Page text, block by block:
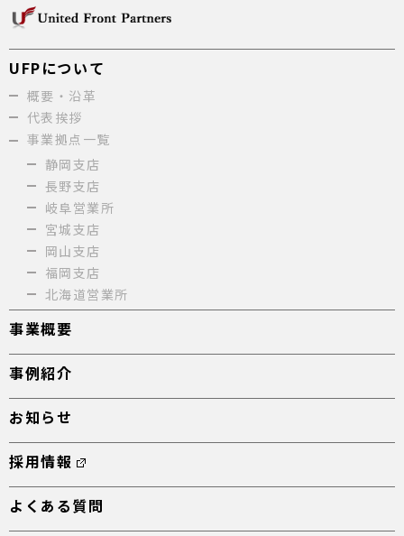
UFPについて
概要・沿革
代表挨拶
事業拠点一覧
静岡支店
長野支店
岐阜営業所
宮城支店
岡山支店
福岡支店
北海道営業所
事業概要
事例紹介
お知らせ
採用情報
よくある質問